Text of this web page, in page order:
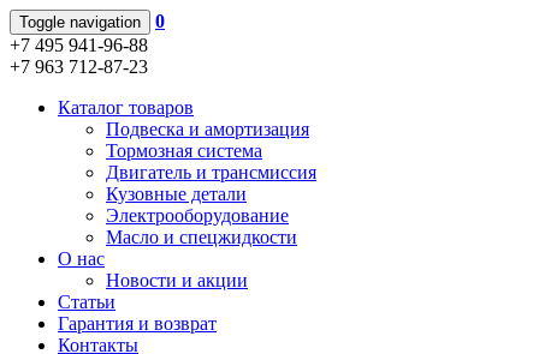
Toggle navigation
0
+7 495 941-96-88
+7 963 712-87-23
Каталог товаров
Подвеска и амортизация
Тормозная система
Двигатель и трансмиссия
Кузовные детали
Электрооборудование
Масло и спецжидкости
О нас
Новости и акции
Статьи
Гарантия и возврат
Контакты